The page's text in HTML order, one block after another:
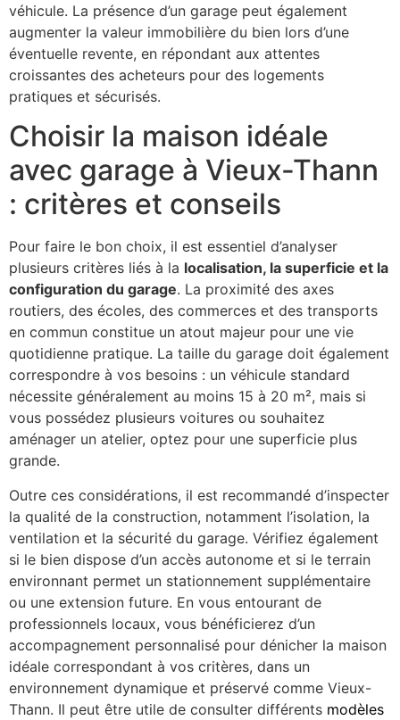
véhicule. La présence d’un garage peut également
augmenter la valeur immobilière du bien lors d’une
éventuelle revente, en répondant aux attentes
croissantes des acheteurs pour des logements
pratiques et sécurisés.
Choisir la maison idéale
avec garage à Vieux-Thann
: critères et conseils
Pour faire le bon choix, il est essentiel d’analyser
plusieurs critères liés à la localisation, la superficie et la
configuration du garage. La proximité des axes
routiers, des écoles, des commerces et des transports
en commun constitue un atout majeur pour une vie
quotidienne pratique. La taille du garage doit également
correspondre à vos besoins : un véhicule standard
nécessite généralement au moins 15 à 20 m², mais si
vous possédez plusieurs voitures ou souhaitez
aménager un atelier, optez pour une superficie plus
grande.
Outre ces considérations, il est recommandé d’inspecter
la qualité de la construction, notamment l’isolation, la
ventilation et la sécurité du garage. Vérifiez également
si le bien dispose d’un accès autonome et si le terrain
environnant permet un stationnement supplémentaire
ou une extension future. En vous entourant de
professionnels locaux, vous bénéficierez d’un
accompagnement personnalisé pour dénicher la maison
idéale correspondant à vos critères, dans un
environnement dynamique et préservé comme Vieux-
Thann. Il peut être utile de consulter différents modèles